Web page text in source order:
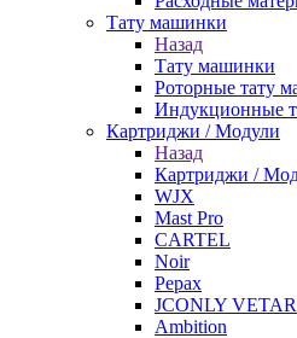
Тату машинки
Назад
Тату машинки
Роторные тату
Индукционные
Картриджи / Модули
Назад
Картриджи /
WJX
Mast Pro
CARTEL
Noir
Pepax
JCONLY VETAR
Ambition